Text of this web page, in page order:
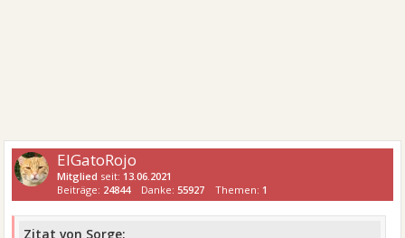
ElGatoRojo
Mitglied seit: 13.06.2021
Beiträge: 24844 Danke: 55927 Themen: 1
Zitat von Sorge: